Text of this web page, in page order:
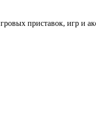
приставок, игр и